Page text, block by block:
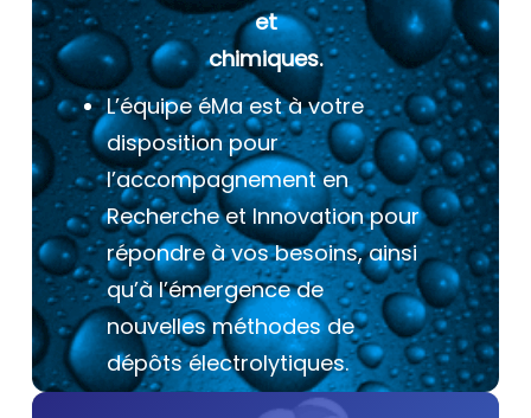
et
chimiques.
L’équipe éMa est à votre
disposition pour
l’accompagnement en
Recherche et Innovation pour
répondre à vos besoins, ainsi
qu’à l’émergence de
nouvelles méthodes de
dépôts électrolytiques.